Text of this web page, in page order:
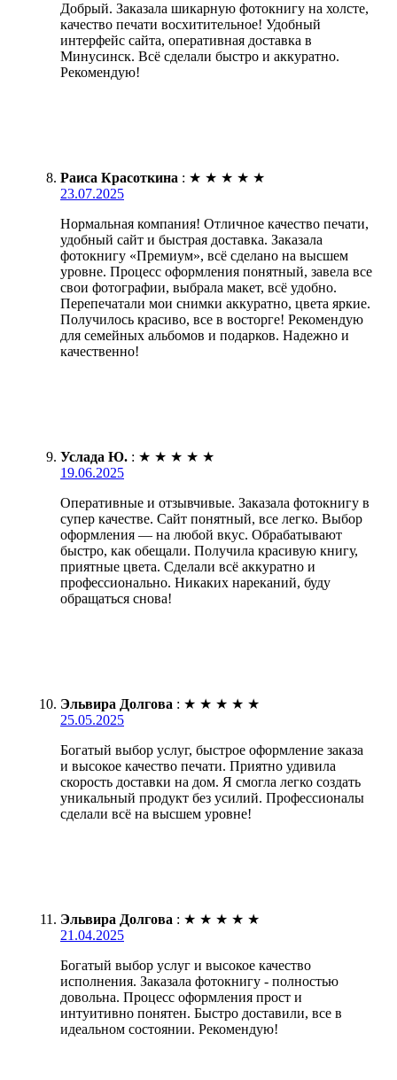
Добрый. Заказала шикарную фотокнигу на холсте,
качество печати восхитительное! Удобный
интерфейс сайта, оперативная доставка в
Минусинск. Всё сделали быстро и аккуратно.
Рекомендую!
Раиса Красоткина : ★ ★ ★ ★ ★
23.07.2025
Нормальная компания! Отличное качество печати,
удобный сайт и быстрая доставка. Заказала
фотокнигу «Премиум», всё сделано на высшем
уровне. Процесс оформления понятный, завела все
свои фотографии, выбрала макет, всё удобно.
Перепечатали мои снимки аккуратно, цвета яркие.
Получилось красиво, все в восторге! Рекомендую
для семейных альбомов и подарков. Надежно и
качественно!
Услада Ю. : ★ ★ ★ ★ ★
19.06.2025
Оперативные и отзывчивые. Заказала фотокнигу в
супер качестве. Сайт понятный, все легко. Выбор
оформления — на любой вкус. Обрабатывают
быстро, как обещали. Получила красивую книгу,
приятные цвета. Сделали всё аккуратно и
профессионально. Никаких нареканий, буду
обращаться снова!
Эльвира Долгова : ★ ★ ★ ★ ★
25.05.2025
Богатый выбор услуг, быстрое оформление заказа
и высокое качество печати. Приятно удивила
скорость доставки на дом. Я смогла легко создать
уникальный продукт без усилий. Профессионалы
сделали всё на высшем уровне!
Эльвира Долгова : ★ ★ ★ ★ ★
21.04.2025
Богатый выбор услуг и высокое качество
исполнения. Заказала фотокнигу - полностью
довольна. Процесс оформления прост и
интуитивно понятен. Быстро доставили, все в
идеальном состоянии. Рекомендую!